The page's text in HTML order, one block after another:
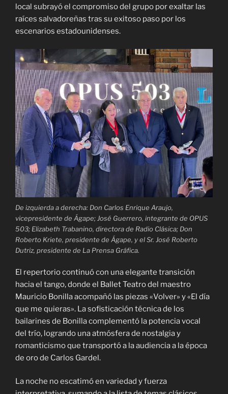
local subrayó el compromiso del grupo por exaltar las
raíces salvadoreñas tras su exitoso paso por los
escenarios estadounidenses.
De izquierda a derecha: Don Carlos Enrique Araujo,
vicepresidente de Ágape; José Guerrero, integrante de OPUS
503; Elizabeth Trabanino, directora de Radio Clásica; Don
Roberto Kriete, presidente de Ágape, y el Sr. José Roberto
Dutriz, presidente de La Prensa Gráfica.
El repertorio continuó con una elegante transición
hacia el tango, donde el Ballet Teatro del maestro
Mauricio Bonilla acompañó las piezas «Volver» y «El día
que me quieras». La sofisticación técnica de los
bailarines de Bonilla complementó la potencia vocal
del trío, logrando una atmósfera de nostalgia y
romanticismo que transportó a la audiencia a la época
de oro de Carlos Gardel.
La noche no escatimó en variedad y fuerza